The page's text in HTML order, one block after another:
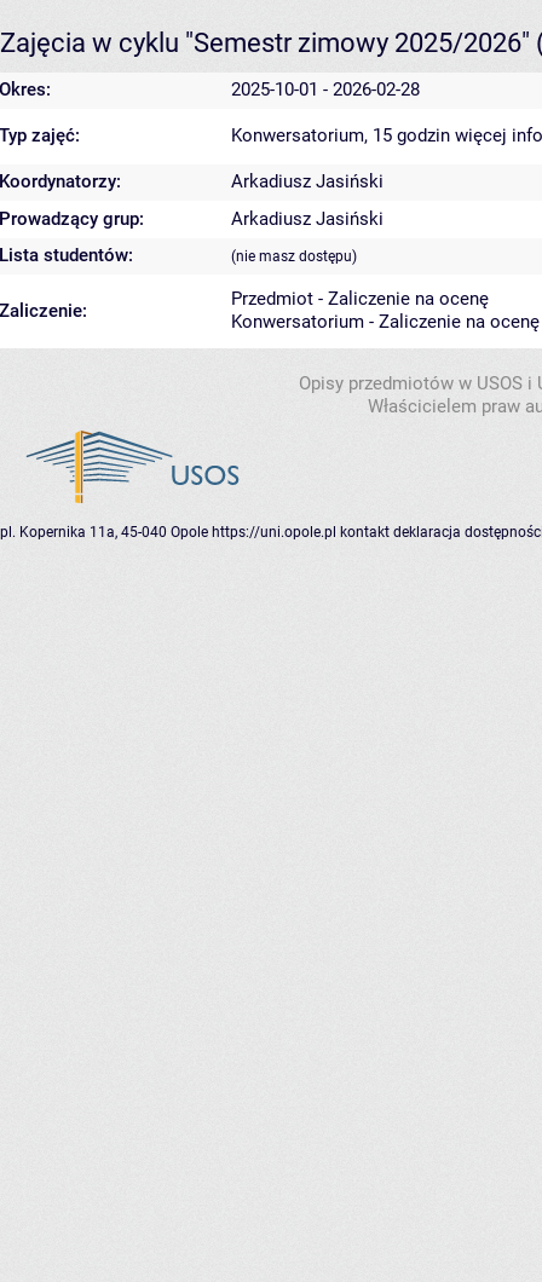
Zajęcia w cyklu "Semestr zimowy 2025/2026"
Okres: 2025-10-01 - 2026-02-28
Typ zajęć: Konwersatorium, 15 godzin więcej
Koordynatorzy:
Arkadiusz Jasiński
Prowadzący grup:
Arkadiusz Jasiński
Lista studentów:
(nie masz dostępu)
Zaliczenie:
Przedmiot - Zaliczenie na ocenę
Konwersatorium - Zaliczenie na ocenę
Opisy przedmiotów w USOS
Właścicielem praw
pl. Kopernika 11a, 45-040 Opole https://uni.opole.pl kontakt deklaracja